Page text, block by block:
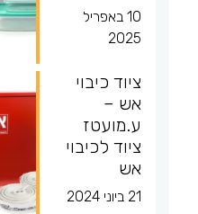
10 באפריל
2025
ציוד כיבוי
אש –
ע.מועטז
ציוד לכיבוי
אש
21 ביוני 2024